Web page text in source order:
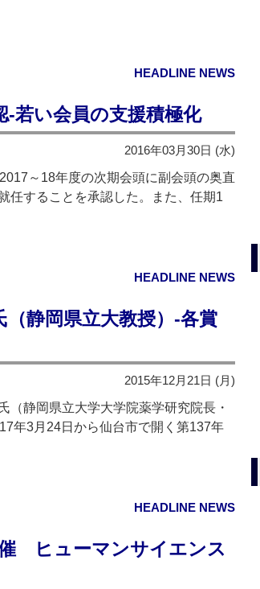
HEADLINE NEWS
‐若い会員の支援積極化
2016年03月30日 (水)
～18年度の次期会頭に副会頭の奥直
任することを承認した。また、任期1
HEADLINE NEWS
（静岡県立大教授）‐各賞
2015年12月21日 (月)
静岡県立大学大学院薬学研究院長・
年3月24日から仙台市で開く第137年
HEADLINE NEWS
ヒューマンサイエンス